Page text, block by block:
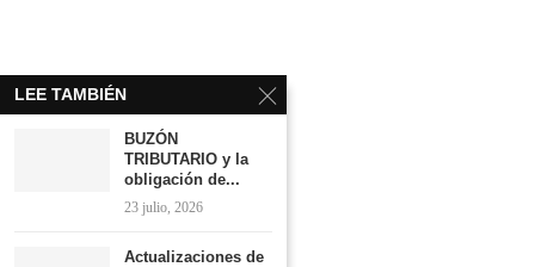
LEE TAMBIÉN
BUZÓN
TRIBUTARIO y la
obligación de...
23 julio, 2026
Actualizaciones de